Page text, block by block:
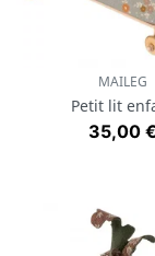
MAILEG
Petit lit
Prix
35,00 €